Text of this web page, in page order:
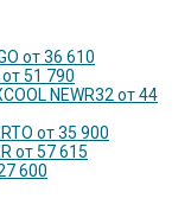
от 36 610
51 790
NEWR32 от 44
от 35 900
от 57 615
600